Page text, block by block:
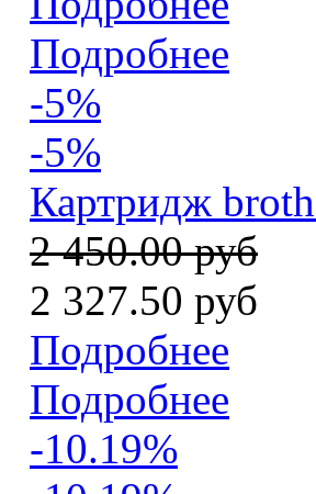
Подробнее
-5%
-5%
Картридж
2 450.00 руб
2 327.50 руб
Подробнее
Подробнее
-10.19%